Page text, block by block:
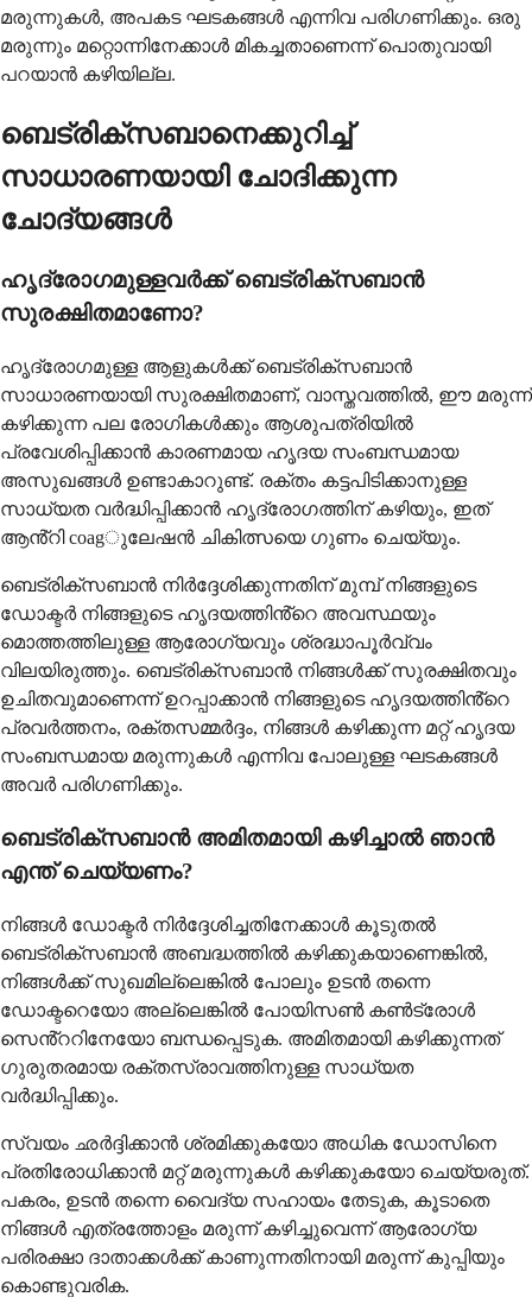
മരുന്നുകൾ, അപകട ഘടകങ്ങൾ എന്നിവ പരിഗണിക്കും. ഒരു
മരുന്നും മറ്റൊന്നിനേക്കാൾ മികച്ചതാണെന്ന് പൊതുവായി
പറയാൻ കഴിയില്ല.
ബെട്രിക്സബാനെക്കുറിച്ച്
സാധാരണയായി ചോദിക്കുന്ന
ചോദ്യങ്ങൾ
ഹൃദ്രോഗമുള്ളവർക്ക് ബെട്രിക്സബാൻ
സുരക്ഷിതമാണോ?
ഹൃദ്രോഗമുള്ള ആളുകൾക്ക് ബെട്രിക്സബാൻ
സാധാരണയായി സുരക്ഷിതമാണ്, വാസ്തവത്തിൽ, ഈ മരുന്ന്
കഴിക്കുന്ന പല രോഗികൾക്കും ആശുപത്രിയിൽ
പ്രവേശിപ്പിക്കാൻ കാരണമായ ഹൃദയ സംബന്ധമായ
അസുഖങ്ങൾ ഉണ്ടാകാറുണ്ട്. രക്തം കട്ടപിടിക്കാനുള്ള
സാധ്യത വർദ്ധിപ്പിക്കാൻ ഹൃദ്രോഗത്തിന് കഴിയും, ഇത്
ആൻ്റി coagുലേഷൻ ചികിത്സയെ ഗുണം ചെയ്യും.
ബെട്രിക്സബാൻ നിർദ്ദേശിക്കുന്നതിന് മുമ്പ് നിങ്ങളുടെ
ഡോക്ടർ നിങ്ങളുടെ ഹൃദയത്തിൻ്റെ അവസ്ഥയും
മൊത്തത്തിലുള്ള ആരോഗ്യവും ശ്രദ്ധാപൂർവ്വം
വിലയിരുത്തും. ബെട്രിക്സബാൻ നിങ്ങൾക്ക് സുരക്ഷിതവും
ഉചിതവുമാണെന്ന് ഉറപ്പാക്കാൻ നിങ്ങളുടെ ഹൃദയത്തിൻ്റെ
പ്രവർത്തനം, രക്തസമ്മർദ്ദം, നിങ്ങൾ കഴിക്കുന്ന മറ്റ് ഹൃദയ
സംബന്ധമായ മരുന്നുകൾ എന്നിവ പോലുള്ള ഘടകങ്ങൾ
അവർ പരിഗണിക്കും.
ബെട്രിക്സബാൻ അമിതമായി കഴിച്ചാൽ ഞാൻ
എന്ത് ചെയ്യണം?
നിങ്ങൾ ഡോക്ടർ നിർദ്ദേശിച്ചതിനേക്കാൾ കൂടുതൽ
ബെട്രിക്സബാൻ അബദ്ധത്തിൽ കഴിക്കുകയാണെങ്കിൽ,
നിങ്ങൾക്ക് സുഖമില്ലെങ്കിൽ പോലും ഉടൻ തന്നെ
ഡോക്ടറെയോ അല്ലെങ്കിൽ പോയിസൺ കൺട്രോൾ
സെൻ്ററിനേയോ ബന്ധപ്പെടുക. അമിതമായി കഴിക്കുന്നത്
ഗുരുതരമായ രക്തസ്രാവത്തിനുള്ള സാധ്യത
വർദ്ധിപ്പിക്കും.
സ്വയം ഛർദ്ദിക്കാൻ ശ്രമിക്കുകയോ അധിക ഡോസിനെ
പ്രതിരോധിക്കാൻ മറ്റ് മരുന്നുകൾ കഴിക്കുകയോ ചെയ്യരുത്.
പകരം, ഉടൻ തന്നെ വൈദ്യ സഹായം തേടുക, കൂടാതെ
നിങ്ങൾ എത്രത്തോളം മരുന്ന് കഴിച്ചുവെന്ന് ആരോഗ്യ
പരിരക്ഷാ ദാതാക്കൾക്ക് കാണുന്നതിനായി മരുന്ന് കുപ്പിയും
കൊണ്ടുവരിക.